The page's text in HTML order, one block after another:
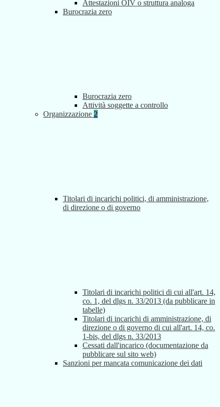
Attestazioni OIV o struttura analoga
Burocrazia zero
Burocrazia zero
Attività soggette a controllo
Organizzazione 2
Titolari di incarichi politici, di amministrazione,
di direzione o di governo
Titolari di incarichi politici di cui all'art. 14,
co. 1, del dlgs n. 33/2013 (da pubblicare in
tabelle)
Titolari di incarichi di amministrazione, di
direzione o di governo di cui all'art. 14, co.
1-bis, del dlgs n. 33/2013
Cessati dall'incarico (documentazione da
pubblicare sul sito web)
Sanzioni per mancata comunicazione dei dati